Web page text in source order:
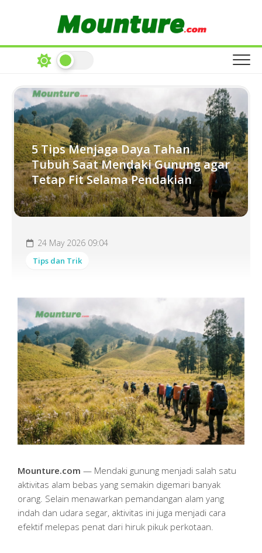
5 Tips Menjaga Daya Tahan
Tubuh Saat Mendaki Gunung agar
Tetap Fit Selama Pendakian
24 May 2026 09:04
Tips dan Trik
Mounture.com — Mendaki gunung menjadi salah satu
aktivitas alam bebas yang semakin digemari banyak
orang. Selain menawarkan pemandangan alam yang
indah dan udara segar, aktivitas ini juga menjadi cara
efektif melepas penat dari hiruk pikuk perkotaan.